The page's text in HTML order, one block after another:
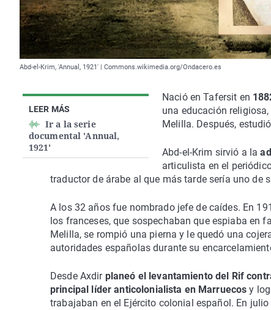
Abd-el-Krim, 'Annual, 1921' | Commons.wikimedia.org/Ondacero.es
LEER MÁS
Ir a la serie
documental 'Annual,
1921'
Nació en Tafersit en
una educación
Melilla. Después,
Abd-el-Krim sirvió a la
articulista en el
traductor de árabe al que más tarde sería uno de
A los 32 años fue nombrado jefe de caídes. En
los franceses, que sospechaban que espiaba en
Melilla, se rompió una pierna y le quedó una
autoridades españolas durante su
Desde Axdirplaneó el levantamiento del Rif
principal líder anticolonialista en Marruecosy
trabajaban en el Ejército colonial español. En